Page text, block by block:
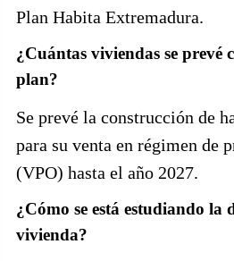
Plan Habita Extremadura.
¿Cuántas viviendas se prevé
plan?
Se prevé la construcción de
para su venta en régimen de
(VPO) hasta el año 2027.
¿Cómo se está estudiando la
vivienda?